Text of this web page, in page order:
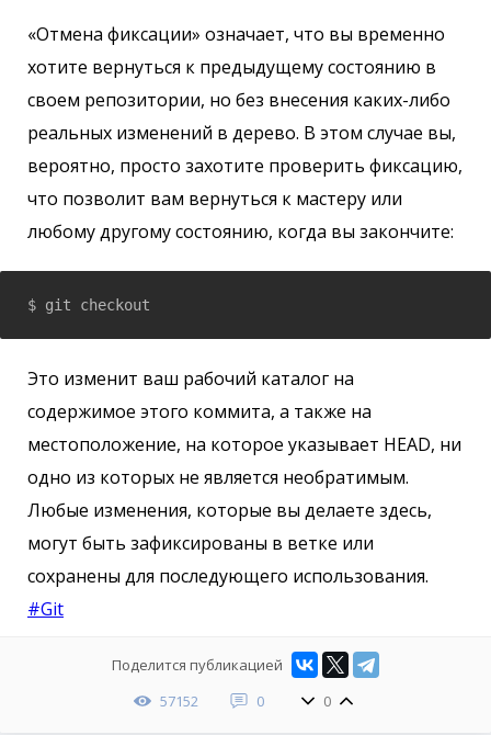
«Отмена фиксации» означает, что вы временно
хотите вернуться к предыдущему состоянию в
своем репозитории, но без внесения каких-либо
реальных изменений в дерево. В этом случае вы,
вероятно, просто захотите проверить фиксацию,
что позволит вам вернуться к мастеру или
любому другому состоянию, когда вы закончите:
$ git checkout
Это изменит ваш рабочий каталог на
содержимое этого коммита, а также на
местоположение, на которое указывает HEAD, ни
одно из которых не является необратимым.
Любые изменения, которые вы делаете здесь,
могут быть зафиксированы в ветке или
сохранены для последующего использования.
#Git
Поделится публикацией
57152
0 0